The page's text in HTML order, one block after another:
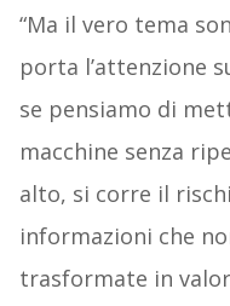
“Ma il vero tema
porta l’attenzione
se pensiamo di
macchine senza
alto, si corre il
informazioni che
trasformate in